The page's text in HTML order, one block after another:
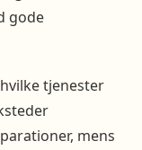
gode
tjenester
mens